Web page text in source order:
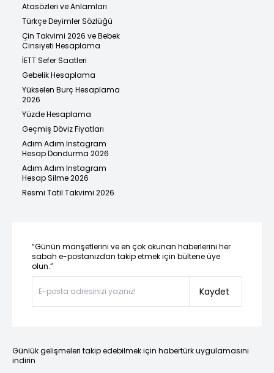
Atasözleri ve Anlamları
Türkçe Deyimler Sözlüğü
Çin Takvimi 2026 ve Bebek
Cinsiyeti Hesaplama
İETT Sefer Saatleri
Gebelik Hesaplama
Yükselen Burç Hesaplama
2026
Yüzde Hesaplama
Geçmiş Döviz Fiyatları
Adım Adım Instagram
Hesap Dondurma 2026
Adım Adım Instagram
Hesap Silme 2026
Resmi Tatil Takvimi 2026
“Günün manşetlerini ve en çok okunan haberlerini her
sabah e-postanızdan takip etmek için bültene üye
olun.”
Kaydet
Günlük gelişmeleri takip edebilmek için habertürk uygulamasını
indirin